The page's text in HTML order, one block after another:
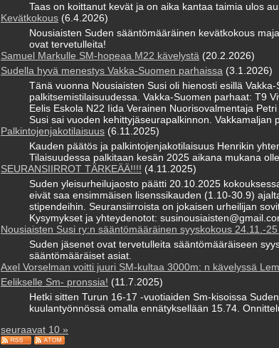
Taas on koittanut kevät ja on aika kantaa taimia ulos
Kevätkokous (6.4.2026)
Nousiaisten Suden sääntömääräinen kevätkokous
ovat tervetulleita!
Samuel Markulle SM-hopeaa M22 kävelystä (20.2.2026)
Sudella hyvä menestys Vakka-Suomen parhaissa (3.1.2026)
Tänä vuonna Nousiaisten Susi oli hienosti esillä
palkitsemistilaisuudessa. Vakka-Suomen parhaat: T9
Eelis Eskola N22 Iida Verainen Nuorisovalmentaja
Susi sai vuoden kehittyjäseurapalkinnon. Vakkamaljan
Palkintojenjakotilaisuus (6.11.2025)
Kauden päätös ja palkintojenjakotilaisuus Henrikin
Tilaisuudessa palkitaan kesän 2025 aikana mukana
SEURANSIIRROT TÄRKEÄÄ!!!! (4.11.2025)
Suden yleisurheilujaosto päätti 20.10.2025
eivät saa ensimmäisen lisenssikauden (1.10-30.9)
stipendeihin. Seuransiirroista on jokaisen urheilijan
Kysymykset ja yhteydenotot:
Nousiaisten Susi ry:n sääntömääräinen syyskokous 24.11.-
Suden jäsenet ovat tervetulleita sääntömääräiseen
sääntömääräiset asiat.
Axel Vorselman voitti juuri SM-kultaa 3000m: n kävelyssä
Eelikselle Sm- pronssia! (11.7.2025)
Hetki sitten Turun 16-17 -vuotiaiden Sm-kisoissa
kuulantyönnössä omalla ennätyksellään 15.74.
seuraavat 10 »